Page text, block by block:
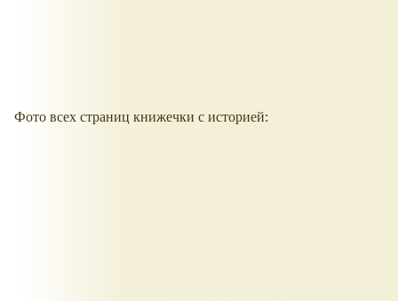
Фото всех страниц книжечки с историей: